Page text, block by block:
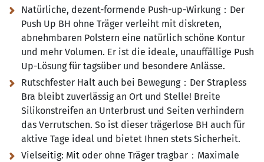
Natürliche, dezent-formende Push-up-Wirkung​：Der
Push Up BH ohne Träger​ verleiht mit diskreten,
abnehmbaren Polstern eine natürlich schöne Kontur
und mehr Volumen. Er ist die ideale, unauffällige Push
Up-Lösung für tagsüber und besondere Anlässe.
Rutschfester Halt auch bei Bewegung​：Der Strapless
Bra​ bleibt zuverlässig an Ort und Stelle! Breite
Silikonstreifen an Unterbrust und Seiten verhindern
das Verrutschen. So ist dieser trägerlose BH​ auch für
aktive Tage ideal und bietet Ihnen stets Sicherheit.
Vielseitig: Mit oder ohne Träger tragbar​：Maximale